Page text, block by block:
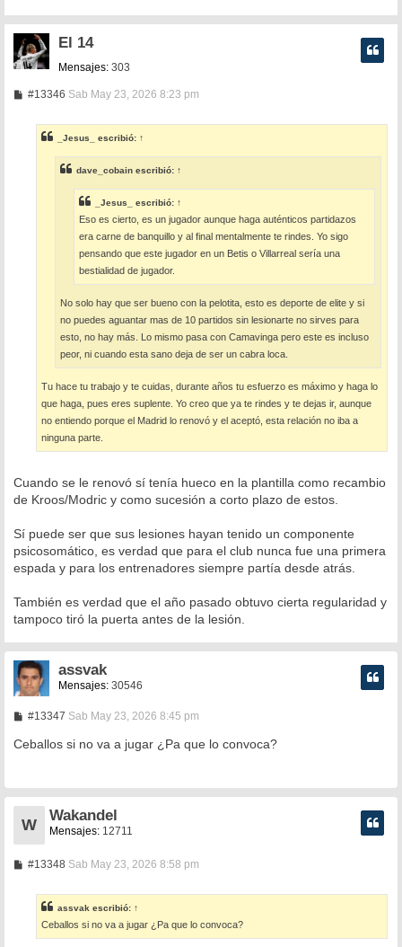
El 14
Mensajes: 303
#13346M
a
j
e
Sab May 23, 2026 8:23 pm
_Jesus_ escribió: ↑
dave_cobain escribió: ↑
_Jesus_ escribió: ↑
Eso es cierto, es un jugador aunque haga auténticos partidazos
era carne de banquillo y al final mentalmente te rindes. Yo sigo
pensando que este jugador en un Betis o Villarreal sería una
bestialidad de jugador.
No solo hay que ser bueno con la pelotita, esto es deporte de elite y si
no puedes aguantar mas de 10 partidos sin lesionarte no sirves para
esto, no hay más. Lo mismo pasa con Camavinga pero este es incluso
peor, ni cuando esta sano deja de ser un cabra loca.
Tu hace tu trabajo y te cuidas, durante años tu esfuerzo es máximo y haga lo
que haga, pues eres suplente. Yo creo que ya te rindes y te dejas ir, aunque
no entiendo porque el Madrid lo renovó y el aceptó, esta relación no iba a
ninguna parte.
Cuando se le renovó sí tenía hueco en la plantilla como recambio
de Kroos/Modric y como sucesión a corto plazo de estos.
Sí puede ser que sus lesiones hayan tenido un componente
psicosomático, es verdad que para el club nunca fue una primera
espada y para los entrenadores siempre partía desde atrás.
También es verdad que el año pasado obtuvo cierta regularidad y
tampoco tiró la puerta antes de la lesión.
assvak
Mensajes: 30546
#13347M
n
e
Sab May 23, 2026 8:45 pm
Ceballos si no va a jugar ¿Pa que lo convoca?
W
Wakandel
Mensajes: 12711
#13348M
a
j
e
Sab May 23, 2026 8:58 pm
assvak escribió: ↑
Ceballos si no va a jugar ¿Pa que lo convoca?